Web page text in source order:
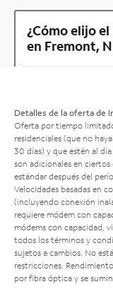
¿Cómo elijo
en Fremont,
Detalles de la oferta de
Oferta por tiempo
residenciales (que no
30 días) y que estén al
son adicionales en ciertos
estándar después del
Velocidades basadas en
(incluyendo conexión
requiere módem con
módems con capacidad,
todos los términos y
sujetos a cambios. No
restricciones.
por fibra óptica y se